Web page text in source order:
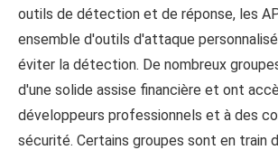
outils de détection et de réponse, les
ensemble d'outils d'attaque
éviter la détection. De nombreux
d'une solide assise financière et ont
développeurs professionnels et à des
sécurité. Certains groupes sont en train